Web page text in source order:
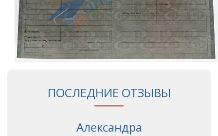
ПОСЛЕДНИЕ ОТЗЫВЫ
Александра